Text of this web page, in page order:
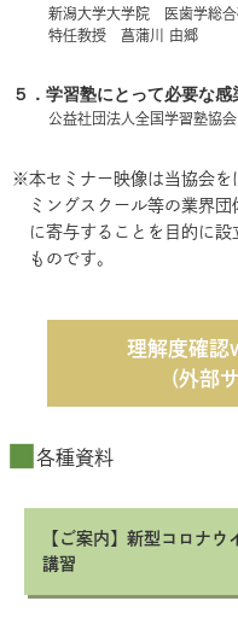
新潟大学大学院 医歯学総
特任教授 菖蒲川 由郷
５．学習塾にとって必要な感
公益社団法人全国学習塾協
※本セミナー映像は当協会を
ミングスクール等の業界団
に寄与することを目的に設
ものです。
理解度確認
(外部
各種資料
【ご案内】新型コロナ
講習